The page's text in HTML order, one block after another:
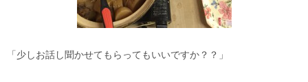
「少しお話し聞かせてもらってもいいですか？？」